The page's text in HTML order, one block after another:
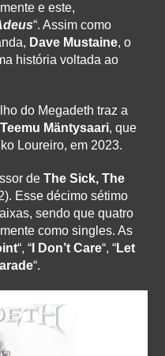
e este,
“. Assim como
Dave Mustaine, o
história voltada ao
do Megadeth traz a
Teemu Mäntysaari, que
Loureiro, em 2023.
deThe Sick, The
Esse décimo sétimo
sendo que quatro
como singles. As
“, “ I Don’t Care“, “Let
“.